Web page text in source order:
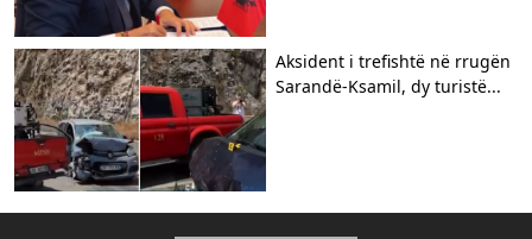
Aksident i trefishtë në rrugën
Sarandë-Ksamil, dy turistë...